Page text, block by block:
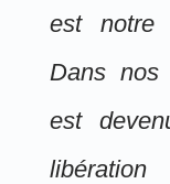
est notre
Dans nos
est